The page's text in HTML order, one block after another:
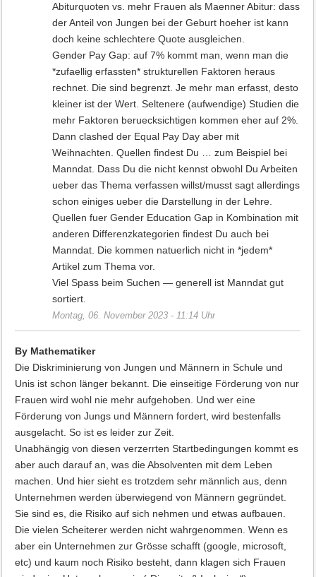
Abiturquoten vs. mehr Frauen als Maenner Abitur: dass
der Anteil von Jungen bei der Geburt hoeher ist kann
doch keine schlechtere Quote ausgleichen.
Gender Pay Gap: auf 7% kommt man, wenn man die
*zufaellig erfassten* strukturellen Faktoren heraus
rechnet. Die sind begrenzt. Je mehr man erfasst, desto
kleiner ist der Wert. Seltenere (aufwendige) Studien die
mehr Faktoren beruecksichtigen kommen eher auf 2%.
Dann clashed der Equal Pay Day aber mit
Weihnachten. Quellen findest Du … zum Beispiel bei
Manndat. Dass Du die nicht kennst obwohl Du Arbeiten
ueber das Thema verfassen willst/musst sagt allerdings
schon einiges ueber die Darstellung in der Lehre.
Quellen fuer Gender Education Gap in Kombination mit
anderen Differenzkategorien findest Du auch bei
Manndat. Die kommen natuerlich nicht in *jedem*
Artikel zum Thema vor.
Viel Spass beim Suchen — generell ist Manndat gut
sortiert.
Montag, 06. November 2023 - 11:14 Uhr
By Mathematiker
Die Diskriminierung von Jungen und Männern in Schule und
Unis ist schon länger bekannt. Die einseitige Förderung von nur
Frauen wird wohl nie mehr aufgehoben. Und wer eine
Förderung von Jungs und Männern fordert, wird bestenfalls
ausgelacht. So ist es leider zur Zeit.
Unabhängig von diesen verzerrten Startbedingungen kommt es
aber auch darauf an, was die Absolventen mit dem Leben
machen. Und hier sieht es trotzdem sehr männlich aus, denn
Unternehmen werden überwiegend von Männern gegründet.
Sie sind es, die Risiko auf sich nehmen und etwas aufbauen.
Die vielen Scheiterer werden nicht wahrgenommen. Wenn es
aber ein Unternehmen zur Grösse schafft (google, microsoft,
etc) und kaum noch Risiko besteht, dann klagen sich Frauen